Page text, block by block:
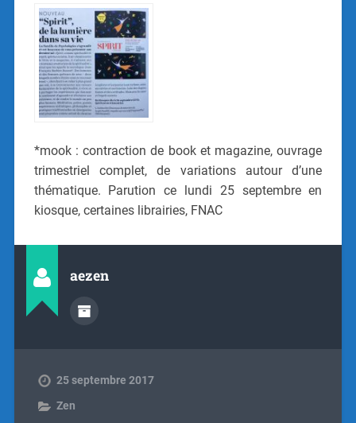
*mook : contraction de book et magazine, ouvrage
trimestriel complet, de variations autour d’une
thématique. Parution ce lundi 25 septembre en
kiosque, certaines librairies, FNAC
aezen
25 septembre 2017
Zen